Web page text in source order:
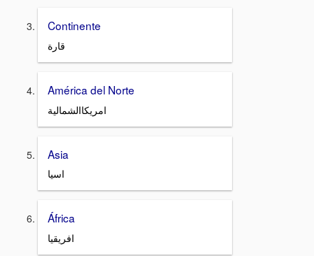
Continente
قارة
América del Norte
امريكاالشمالية
Asia
اسيا
África
افريقيا